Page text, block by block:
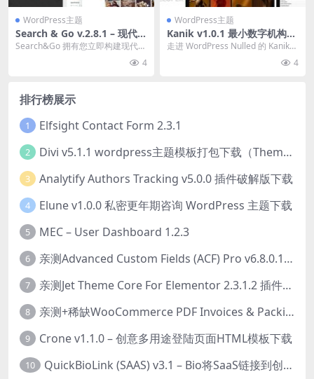
WordPress主题
Search & Go v.2.8.1 – 现代智
能目录主题下载
Search&Go 拥有您立即构建现代目
4
WordPress主题
Kanik v1.0.1 最小数字机构
WordPress 主题下载
走进 WordPress Nulled 的 Kanik
4
排行榜展示
1 Elfsight Contact Form 2.3.1
2 Divi v5.1.1 wordpress主题模板打包下载（Theme + Builder+ Extra Theme + Templates + Layouts + PSD）
3 Analytify Authors Tracking v5.0.0 插件破解版下载
4 Elune v1.0.0 私密更年期咨询 WordPress 主题下载
5 MEC – User Dashboard 1.2.3
6 亲测Advanced Custom Fields (ACF) Pro v6.8.0.1 + Advanced Custom Fields: Extended PRO v0.9.2.3 | 网站开发自定义字段插件下载
7 亲测Jet Theme Core For Elementor 2.3.1.2 插件下载
8 亲测+稀缺WooCommerce PDF Invoices & Packing Slips Professional v2.20.0 + Templates v2.25.1 [by WpOverNight] WooCommerce PDF 发票和装箱单插件下载
9 Crone v1.1.0 – 创意多用途登陆页面HTML模板下载
10 QuickBioLink (SAAS) v3.1 – Bio将SaaS链接到创作者，有影响力者和企业的SaaS PHP源码下载